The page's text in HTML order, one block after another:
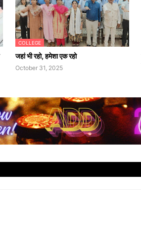
COLLEGE
जहां भी रहो, हमेशा एक रहो
October 31, 2025